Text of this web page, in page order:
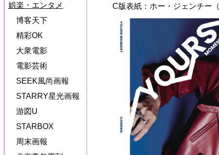
娯楽・エンタメ
博客天下
精彩OK
大衆電影
電影芸術
SEEK風尚画報
STARRY星光画報
游図U
STARBOX
周末画報
C版表紙：ホー・ジェンチー